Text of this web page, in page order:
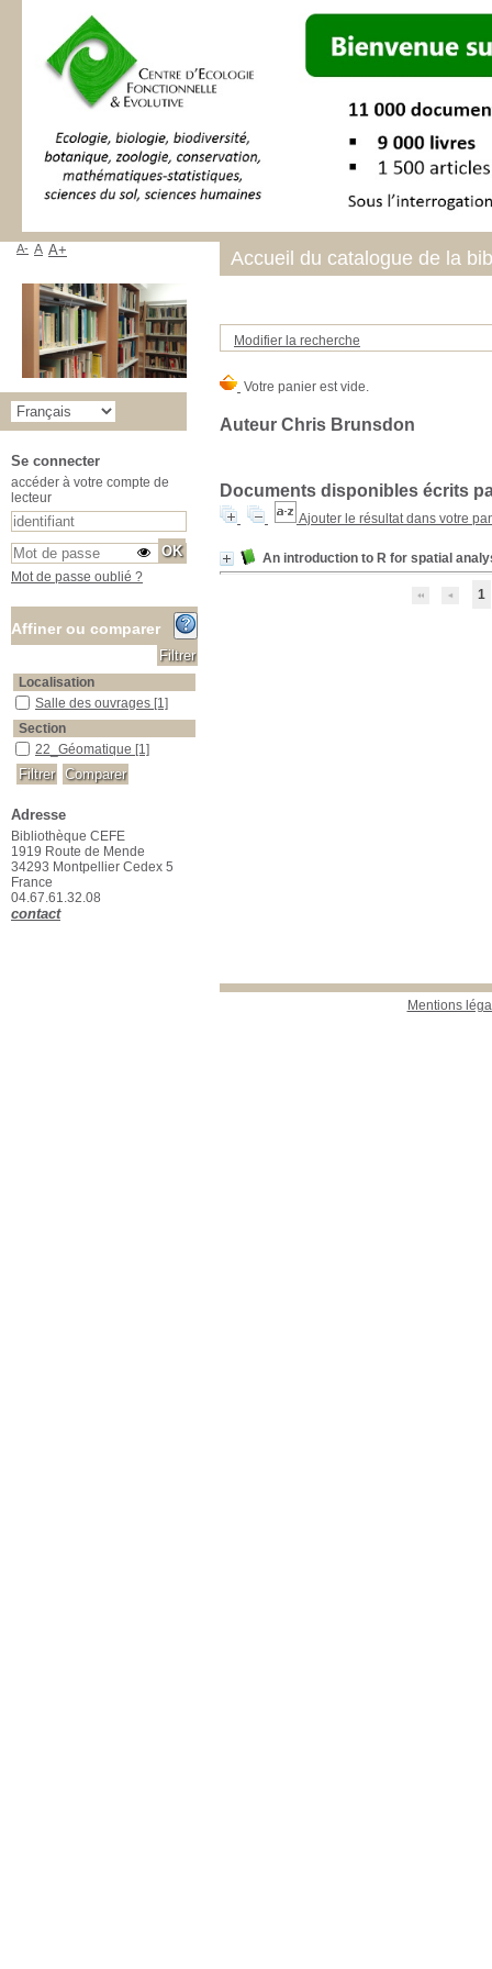
Modifier la recherche
Auteur Chris Brunsdon
Documents disponibles écrits
Ajouter le résultat dans votre
An introduction to R for spatial
1
Mentions
Accueil du catalogue de la
A- A A+
Se connecter
accéder à votre compte de
lecteur
Mot de passe oublié ?
Affiner ou comparer
Localisation
Salle des ouvrages
Salle des ouvrages [1]
Section
22_Géomatique
22_Géomatique [1]
Adresse
Bibliothèque CEFE
1919 Route de Mende
34293 Montpellier Cedex 5
France
04.67.61.32.08
contact